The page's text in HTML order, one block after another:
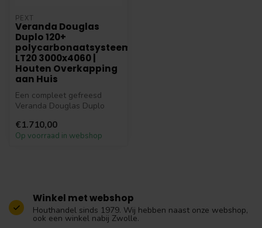
PEXT
Veranda Douglas
Duplo 120+
polycarbonaatsysteem
LT20 3000x4060 |
Houten Overkapping
aan Huis
Een compleet gefreesd
Veranda Douglas Duplo
LT20 3000x...
€1.710,00
Op voorraad in webshop
Winkel met webshop
Houthandel sinds 1979. Wij hebben naast onze webshop,
ook een winkel nabij Zwolle.